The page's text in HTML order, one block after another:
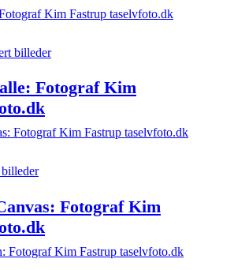
billeder
Fotograf Kim
Fotograf Kim